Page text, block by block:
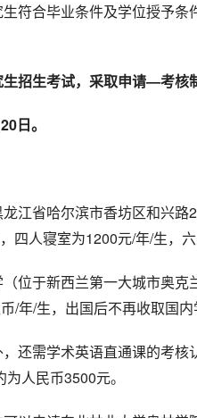
符合毕业条件及学位授予条
招生考试，采取申请—考核
日。
江省哈尔滨市香坊区和兴路
四人寝室为1200元/年/生，六
位于新西兰第一大城市奥
/年/生，出国后不再收取国内
还需学术英语直通课的考核
人民币3500元。